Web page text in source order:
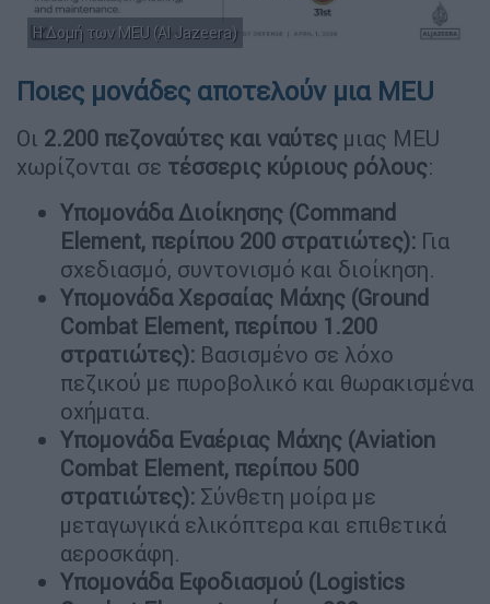
Η Δομή των MEU (Al Jazeera)
Ποιες μονάδες αποτελούν μια MEU
Οι 2.200 πεζοναύτες και ναύτες μιας MEU
χωρίζονται σε τέσσερις κύριους ρόλους:
Υπομονάδα Διοίκησης (Command
Element, περίπου 200 στρατιώτες): Για
σχεδιασμό, συντονισμό και διοίκηση.
Υπομονάδα Χερσαίας Μάχης (Ground
Combat Element, περίπου 1.200
στρατιώτες): Βασισμένο σε λόχο
πεζικού με πυροβολικό και θωρακισμένα
οχήματα.
Υπομονάδα Εναέριας Μάχης (Aviation
Combat Element, περίπου 500
στρατιώτες): Σύνθετη μοίρα με
μεταγωγικά ελικόπτερα και επιθετικά
αεροσκάφη.
Υπομονάδα Εφοδιασμού (Logistics